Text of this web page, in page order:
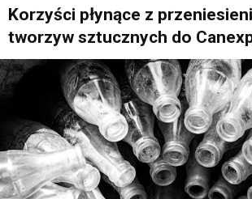
Korzyści płynące z
tworzyw sztucznych do